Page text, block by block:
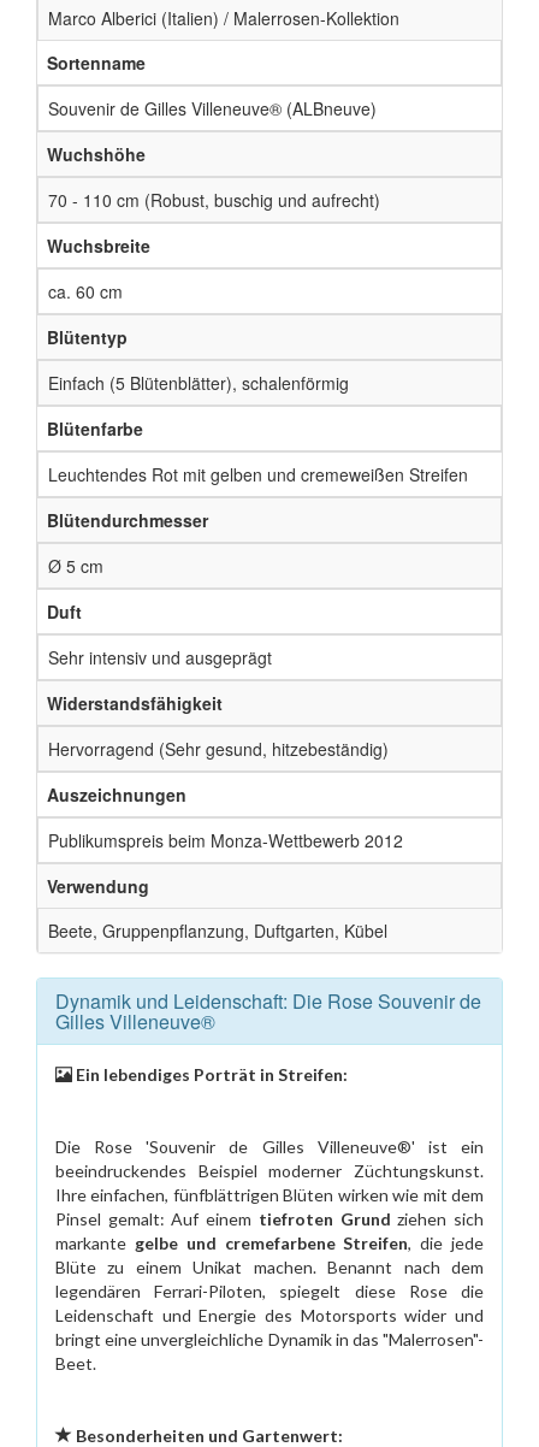
Marco Alberici (Italien) / Malerrosen-Kollektion
Sortenname
Souvenir de Gilles Villeneuve® (ALBneuve)
Wuchshöhe
70 - 110 cm (Robust, buschig und aufrecht)
Wuchsbreite
ca. 60 cm
Blütentyp
Einfach (5 Blütenblätter), schalenförmig
Blütenfarbe
Leuchtendes Rot mit gelben und cremeweißen Streifen
Blütendurchmesser
Ø 5 cm
Duft
Sehr intensiv und ausgeprägt
Widerstandsfähigkeit
Hervorragend (Sehr gesund, hitzebeständig)
Auszeichnungen
Publikumspreis beim Monza-Wettbewerb 2012
Verwendung
Beete, Gruppenpflanzung, Duftgarten, Kübel
Dynamik und Leidenschaft: Die Rose Souvenir de
Gilles Villeneuve®
Ein lebendiges Porträt in Streifen:
Die Rose 'Souvenir de Gilles Villeneuve®' ist ein
beeindruckendes Beispiel moderner Züchtungskunst.
Ihre einfachen, fünfblättrigen Blüten wirken wie mit dem
Pinsel gemalt: Auf einem tiefroten Grund ziehen sich
markante gelbe und cremefarbene Streifen, die jede
Blüte zu einem Unikat machen. Benannt nach dem
legendären Ferrari-Piloten, spiegelt diese Rose die
Leidenschaft und Energie des Motorsports wider und
bringt eine unvergleichliche Dynamik in das "Malerrosen"-
Beet.
Besonderheiten und Gartenwert: